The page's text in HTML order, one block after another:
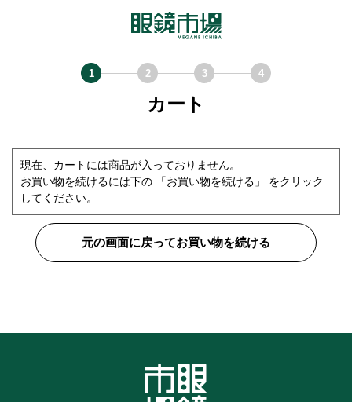
カート
現在、カートには商品が入っておりません。
お買い物を続けるには下の 「お買い物を続ける」 をクリック
してください。
元の画面に戻ってお買い物を続ける